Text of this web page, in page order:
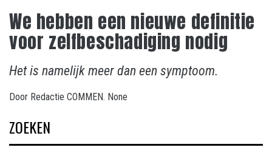
We hebben een nieuwe definitie
voor zelfbeschadiging nodig
Het is namelijk meer dan een symptoom.
Door Redactie COMMEN. None
ZOEKEN